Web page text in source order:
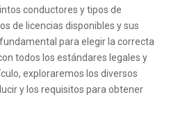
conductores y tipos de
de licencias disponibles y sus
para elegir la correcta
todos los estándares legales y
exploraremos los diversos
y los requisitos para obtener